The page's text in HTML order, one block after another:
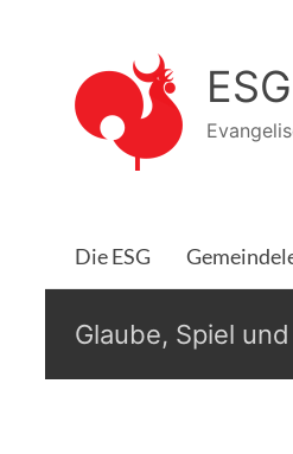
Inhalt
springen
Die ESG
Glaube, Spiel